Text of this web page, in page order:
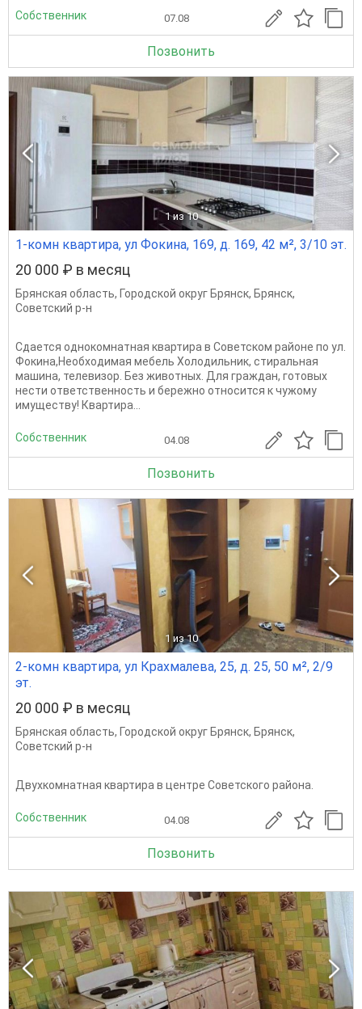
Собственник 07.08
Позвонить
1 из 10
1-комн квартира, ул Фокина, 169, д. 169, 42 м², 3/10 эт.
20 000 ₽ в месяц
Брянская область, Городской округ Брянск, Брянск,
Советский р-н
Сдается однокомнатная квартира в Советском районе по ул.
Фокина,Необходимая мебель Холодильник, стиральная
машина, телевизор. Без животных. Для граждан, готовых
нести ответственность и бережно относится к чужому
имуществу! Квартира...
Собственник 04.08
Позвонить
1 из 10
2-комн квартира, ул Крахмалева, 25, д. 25, 50 м², 2/9
эт.
20 000 ₽ в месяц
Брянская область, Городской округ Брянск, Брянск,
Советский р-н
Двухкомнатная квартира в центре Советского района.
Собственник 04.08
Позвонить